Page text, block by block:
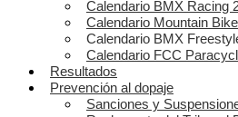
Calendario BMX Racing
Calendario Mountain
Calendario BMX
Calendario FCC
Resultados
Prevención al dopaje
Sanciones y